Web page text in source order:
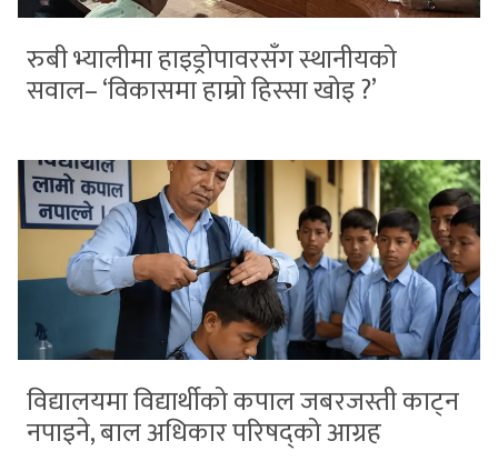
रुबी भ्यालीमा हाइड्रोपावरसँग स्थानीयको
सवाल– ‘विकासमा हाम्रो हिस्सा खोइ ?’
विद्यालयमा विद्यार्थीको कपाल जबरजस्ती काट्न
नपाइने, बाल अधिकार परिषद्को आग्रह